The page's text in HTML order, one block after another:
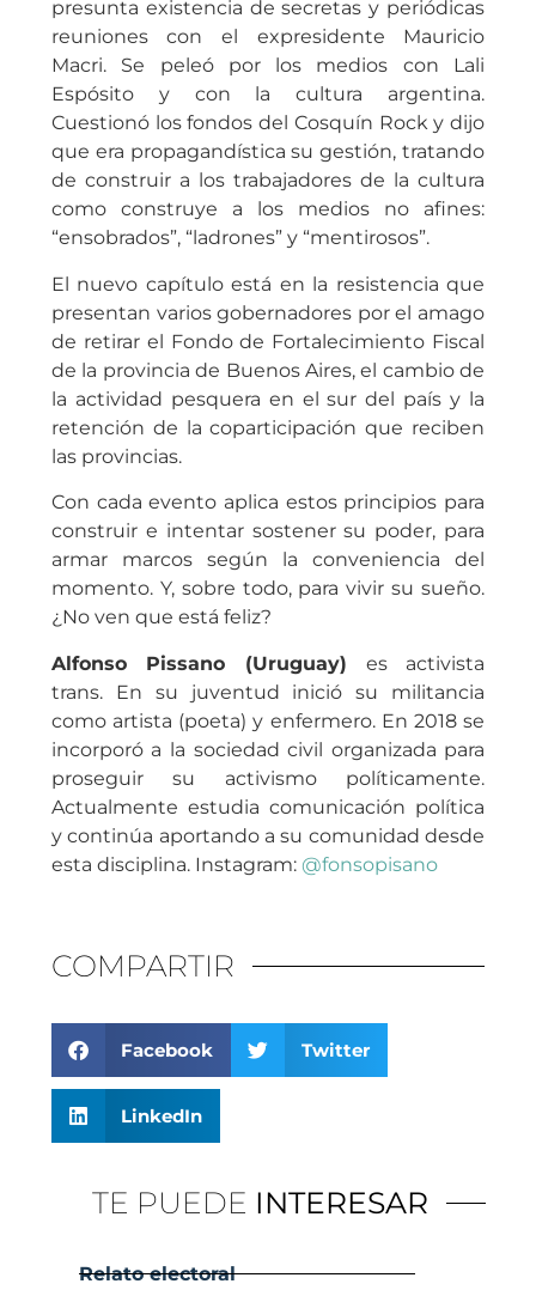
presunta existencia de secretas y periódicas
reuniones con el expresidente Mauricio
Macri. Se peleó por los medios con Lali
Espósito y con la cultura argentina.
Cuestionó los fondos del Cosquín Rock y dijo
que era propagandística su gestión, tratando
de construir a los trabajadores de la cultura
como construye a los medios no afines:
“ensobrados”, “ladrones” y “mentirosos”.
El nuevo capítulo está en la resistencia que
presentan varios gobernadores por el amago
de retirar el Fondo de Fortalecimiento Fiscal
de la provincia de Buenos Aires, el cambio de
la actividad pesquera en el sur del país y la
retención de la coparticipación que reciben
las provincias.
Con cada evento aplica estos principios para
construir e intentar sostener su poder, para
armar marcos según la conveniencia del
momento. Y, sobre todo, para vivir su sueño.
¿No ven que está feliz?
Alfonso Pissano (Uruguay) es activista
trans. En su juventud inició su militancia
como artista (poeta) y enfermero. En 2018 se
incorporó a la sociedad civil organizada para
proseguir su activismo políticamente.
Actualmente estudia comunicación política
y continúa aportando a su comunidad desde
esta disciplina. Instagram: @fonsopisano
COMPARTIR
Facebook Twitter
LinkedIn
TE PUEDE INTERESAR
Relato electoral